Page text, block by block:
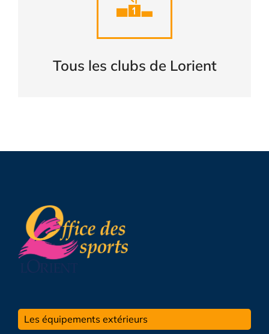
Tous les clubs de Lorient
LORIENT
Les équipements extérieurs